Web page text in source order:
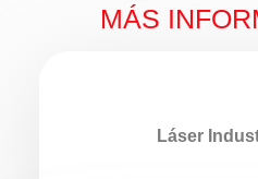
MÁS
Láser